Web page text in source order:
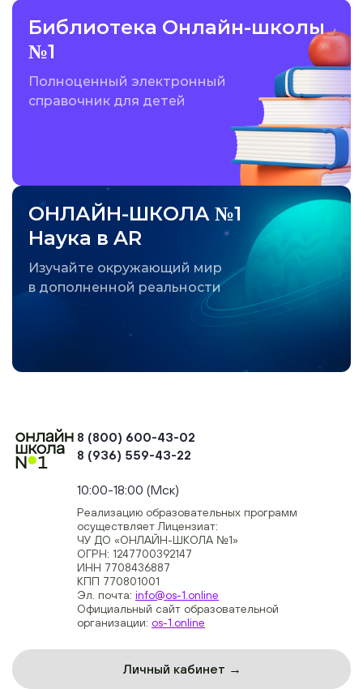
Библиотека Онлайн-школы
№1
Полноценный электронный
справочник для детей
ОНЛАЙН-ШКОЛА №1
Наука в AR
Изучайте окружающий мир
в дополненной реальности
8 (800) 600-43-02
8 (936) 559-43-22
10:00-18:00 (Мск)
Реализацию образовательных программ
осуществляет Лицензиат:
ЧУ ДО «ОНЛАЙН-ШКОЛА №1»
ОГРН: 1247700392147
ИНН 7708436887
КПП 770801001
Эл. почта: info@os-1.online
Официальный сайт образовательной
организации: os-1.online
Личный кабинет →